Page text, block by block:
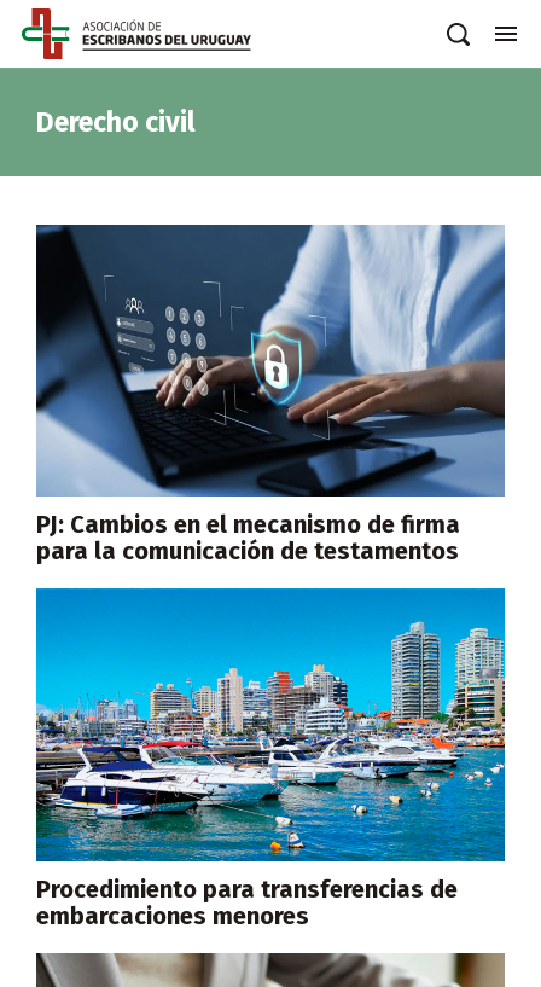
Derecho civil
PJ: Cambios en el mecanismo de firma
para la comunicación de testamentos
Procedimiento para transferencias de
embarcaciones menores